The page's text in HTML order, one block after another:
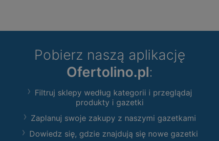
Pobierz naszą aplikację
Ofertolino.pl:
Filtruj sklepy według kategorii i przeglądaj
produkty i gazetki
Zaplanuj swoje zakupy z naszymi gazetkami
Dowiedz się, gdzie znajdują się nowe gazetki